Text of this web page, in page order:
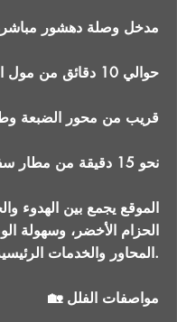
مدخل وصلة دهشور
حوالي 10 دقائق من مول العرب
قريب من محور الضبعة
نحو 15 دقيقة من مطار سفنكس الدولي
الموقع يجمع بين الهدوء
الحزام الأخضر، وسهولة
المحاور والخدمات الرئيسية.
🏡 مواصفات الفلل